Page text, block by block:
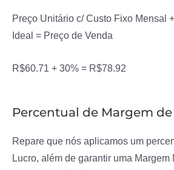
Preço Unitário c/ Custo Fixo Mensal
Ideal = Preço de Venda
R$60.71 + 30% = R$78.92
Percentual de Margem
Repare que nós aplicamos um
Lucro, além de garantir uma Margem